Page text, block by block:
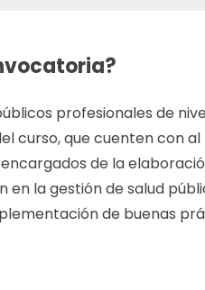
profesionales de
curso, que cuenten con
de la
en la gestión de salud
de buenas